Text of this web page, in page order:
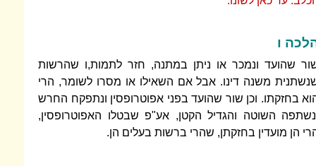
ו
שהועד ונמכר או ניתן במתנה, חזר לתמות,ו שהרשות
משנה דינו. אבל אם השאילו או מסרו לשומר, הרי
בחזקתו. וכן שור שהועד בפני אפוטרופסין ונתפקח החרש
השוטה והגדיל הקטן, אע"פ שבטלו האפוטרופסין,
הן מועדין בחזקתן, שהרי ברשות בעלים הן.